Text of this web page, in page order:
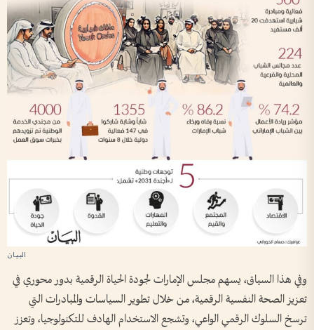
وفي هذا السياق، يسهم مجلس الإمارات لجودة الحياة الرقمية بدور محوري في
تعزيز الصحة النفسية الرقمية، من خلال تطوير السياسات والمبادرات التي
ترسخ السلوك الرقمي الواعي، وتشجع الاستخدام الهادف للتكنولوجيا، وتعزز